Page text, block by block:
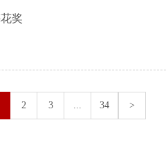
奖
2 3 ... 34 >